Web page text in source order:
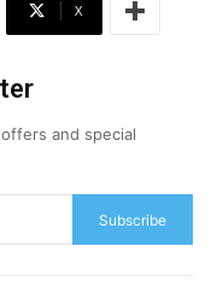
X
and special
Subscribe